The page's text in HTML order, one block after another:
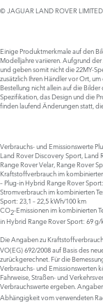
© JAGUAR LAND ROVER
Einige Produktmerkmale auf den
Modelljahre variieren. Aufgrund
und geben somit nicht die 22MY-
zusätzlich Ihren Händler vor Ort,
Bestellung nicht allein auf die
Spezifikation, das Design und die
finden laufend Änderungen statt,
Verbrauchs- und Emissionswerte
Land Rover Discovery Sport, Land
Range Rover Velar, Range Rover
Kraftstoffverbrauch im
– Plug-in Hybrid Range Rover
Stromverbrauch im kombinierten
Sport: 23,1 – 22,5 kWh/100 km
CO2-Emissionen im kombinierten
in Hybrid Range Rover Sport: 69 g/
Die Angaben zu
VO(EG) 692/2008 auf Basis des
zurückgerechnet. Für die
Verbrauchs- und Emissionswerten
Fahrweise, Straßen- und
Verbrauchswerte ergeben.
Abhängigkeit vom verwendeten